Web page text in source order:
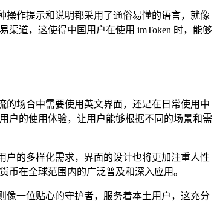
操作提示和说明都采用了通俗易懂的语言，就像
道，这使得中国用户在使用 imToken 时，能够
的场合中需要使用英文界面，还是在日常使用中
户的使用体验，让用户能够根据不同的场景和需
户的多样化需求，界面的设计也将更加注重人性
币在全球范围内的广泛普及和深入应用。
像一位贴心的守护者，服务着本土用户，这充分